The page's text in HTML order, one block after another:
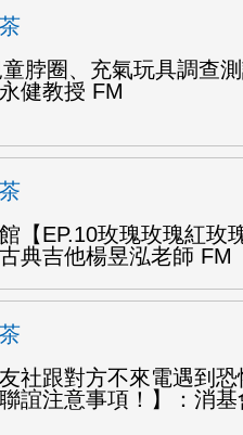
童脖圈、充氣玩具調查
健教授 FM
【EP.10玫瑰玫瑰紅玫
典吉他楊昱泓老師 FM
友社跟對方不來電遇到
誼注意事項！】：消